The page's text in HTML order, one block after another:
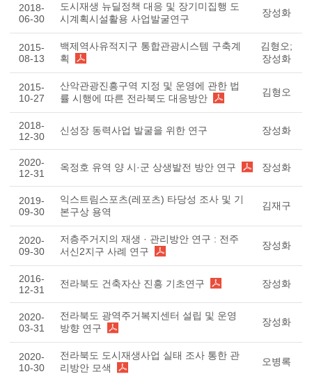
2018-
06-30
도시재생 뉴딜정책 대응 및 장기미집행 도
시계획시설활용 사업발굴연구
장성화
2015-
08-13
백제역사유적지구 통합관광시스템 구축계
획
김형오;
장성화
2015-
10-27
산악관광진흥구역 지정 및 운영에 관한 법
률 시행에 따른 전라북도 대응방안
김형오
2018-
12-30
신성장 동력사업 발굴을 위한 연구 장성화
2020-
12-31
옥정호 유역 양 시·군 상생발전 방안 연구 장성화
2019-
09-30
익스트림스포츠(레포츠) 타당성 조사 및 기
본구상 용역
김재구
2020-
09-30
저층주거지의 재생 · 관리방안 연구 : 전주
서신2지구 사례 연구
장성화
2016-
12-31
전라북도 건축자산 진흥 기초연구 장성화
2020-
03-31
전라북도 광역주거복지센터 설립 및 운영
방향 연구
장성화
2020-
10-30
전라북도 도시재생사업 실태 조사 통한 관
리방안 모색
오병록